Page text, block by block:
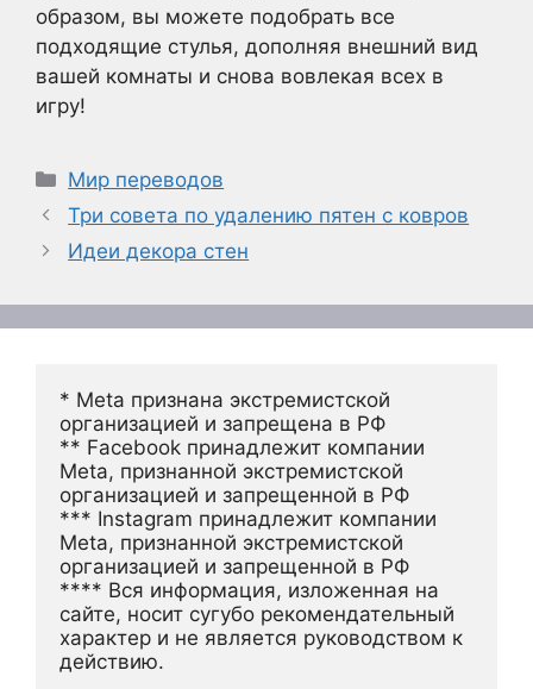
образом, вы можете подобрать все
подходящие стулья, дополняя внешний вид
вашей комнаты и снова вовлекая всех в
игру!
Рубрики
Мир переводов
Три совета по удалению пятен с ковров
Идеи декора стен
* Meta признана экстремистской
организацией и запрещена в РФ
** Facebook принадлежит компании
Meta, признанной экстремистской
организацией и запрещенной в РФ
*** Instagram принадлежит компании
Meta, признанной экстремистской
организацией и запрещенной в РФ
**** Вся информация, изложенная на
сайте, носит сугубо рекомендательный
характер и не является руководством к
действию.